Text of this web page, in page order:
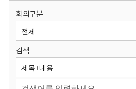
원
회
회의구분
검색